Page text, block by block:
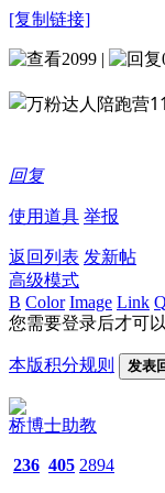
[复制链接]
2099 |
回复
使用道具 举报
返回列表 发新帖
高级模式
B Color Image Link
您需要登录后才可
本版积分规则 发表
桥博士助教
236 405 2894